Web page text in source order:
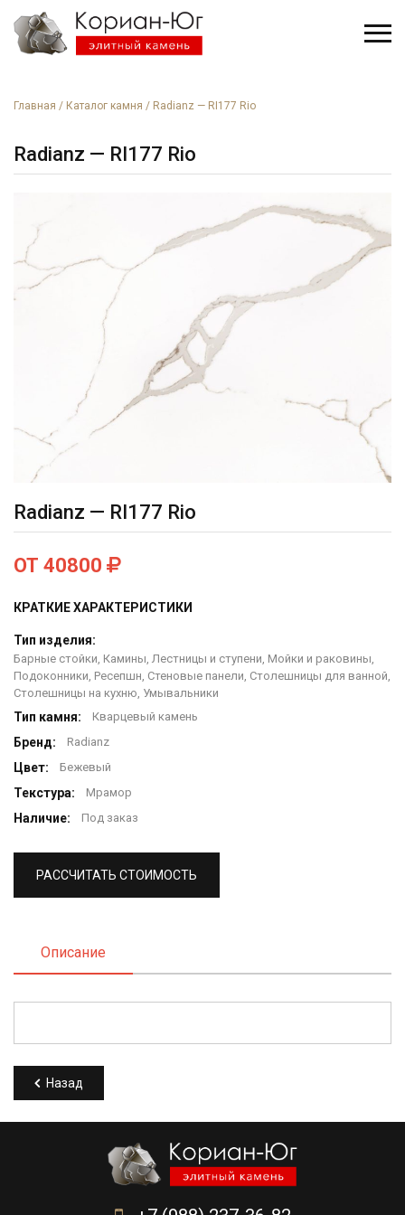
Главная / Каталог камня / Radianz — RI177 Rio
Radianz — RI177 Rio
Radianz — RI177 Rio
ОТ 40800
КРАТКИЕ ХАРАКТЕРИСТИКИ
Тип изделия:
Барные стойки, Камины, Лестницы и ступени, Мойки и раковины,
Подоконники, Ресепшн, Стеновые панели, Столешницы для ванной,
Столешницы на кухню, Умывальники
Тип камня: Кварцевый камень
Бренд: Radianz
Цвет: Бежевый
Текстура: Мрамор
Наличие: Под заказ
РАССЧИТАТЬ СТОИМОСТЬ
Описание
Назад